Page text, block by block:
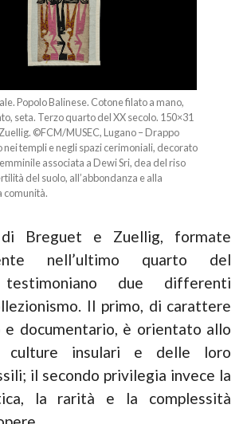
Popolo Balinese. Cotone filato a mano,
seta. Terzo quarto del XX secolo. 150×31
©FCM/MUSEC, Lugano – Drappo
templi e negli spazi cerimoniali, decorato
associata a Dewi Sri, dea del riso
del suolo, all’abbondanza e alla
comunità.
Breguet e Zuellig, formate
nell’ultimo quarto del
testimoniano due differenti
Il primo, di carattere
e documentario, è orientato allo
culture insulari e delle loro
il secondo privilegia invece la
la rarità e la complessità